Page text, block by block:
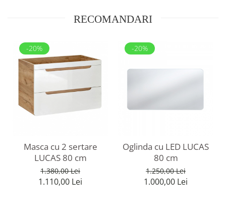
RECOMANDARI
-20%
Masca cu 2 sertare
LUCAS 80 cm
1.380,00 Lei
1.110,00 Lei
-20%
Oglinda cu LED LUCAS
80 cm
1.250,00 Lei
1.000,00 Lei